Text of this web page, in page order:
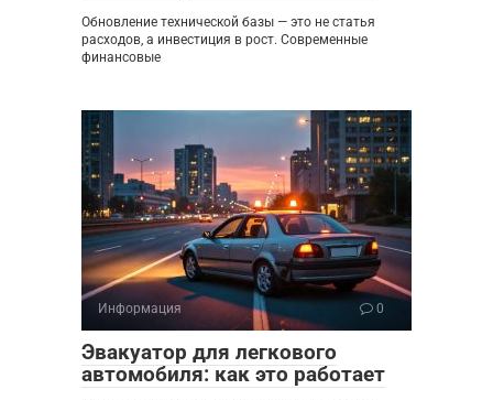
Обновление технической базы — это не статья
расходов, а инвестиция в рост. Современные
финансовые
Информация 0
Эвакуатор для легкового
автомобиля: как это работает